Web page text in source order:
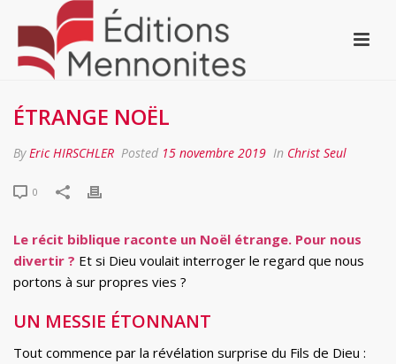
ÉTRANGE NOËL
ByEric HIRSCHLER Posted 15 novembre 2019 In Christ Seul
0
Le récit biblique raconte un Noël étrange. Pour nous
divertir ? Et si Dieu voulait interroger le regard que nous
portons à sur propres vies ?
UN MESSIE ÉTONNANT
Tout commence par la révélation surprise du Fils de Dieu :